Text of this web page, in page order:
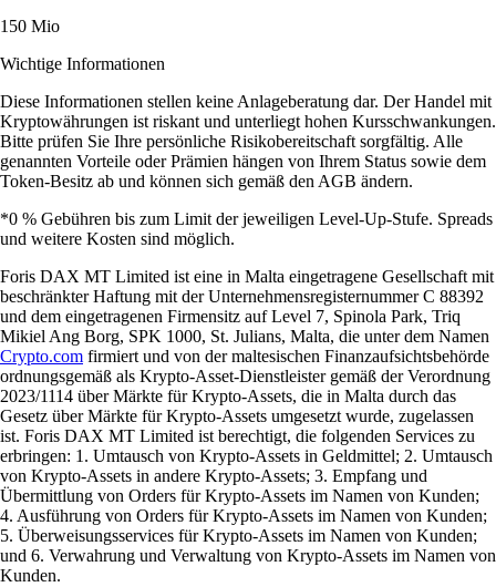
150 Mio
Wichtige Informationen
Diese Informationen stellen keine Anlageberatung dar. Der Handel mit
Kryptowährungen ist riskant und unterliegt hohen Kursschwankungen.
Bitte prüfen Sie Ihre persönliche Risikobereitschaft sorgfältig. Alle
genannten Vorteile oder Prämien hängen von Ihrem Status sowie dem
Token-Besitz ab und können sich gemäß den AGB ändern.
*0 % Gebühren bis zum Limit der jeweiligen Level-Up-Stufe. Spreads
und weitere Kosten sind möglich.
Foris DAX MT Limited ist eine in Malta eingetragene Gesellschaft mit
beschränkter Haftung mit der Unternehmensregisternummer C 88392
und dem eingetragenen Firmensitz auf Level 7, Spinola Park, Triq
Mikiel Ang Borg, SPK 1000, St. Julians, Malta, die unter dem Namen
Crypto.com firmiert und von der maltesischen Finanzaufsichtsbehörde
ordnungsgemäß als Krypto-Asset-Dienstleister gemäß der Verordnung
2023/1114 über Märkte für Krypto-Assets, die in Malta durch das
Gesetz über Märkte für Krypto-Assets umgesetzt wurde, zugelassen
ist. Foris DAX MT Limited ist berechtigt, die folgenden Services zu
erbringen: 1. Umtausch von Krypto-Assets in Geldmittel; 2. Umtausch
von Krypto-Assets in andere Krypto-Assets; 3. Empfang und
Übermittlung von Orders für Krypto-Assets im Namen von Kunden;
4. Ausführung von Orders für Krypto-Assets im Namen von Kunden;
5. Überweisungsservices für Krypto-Assets im Namen von Kunden;
und 6. Verwahrung und Verwaltung von Krypto-Assets im Namen von
Kunden.